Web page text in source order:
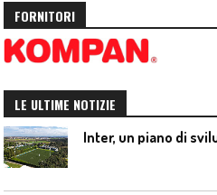
FORNITORI
LE ULTIME NOTIZIE